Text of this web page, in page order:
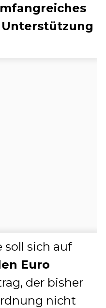
soll sich auf
Euro
der bisher
nicht